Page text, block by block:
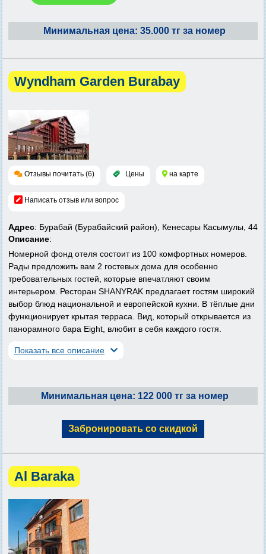
Минимальная цена: 35.000 тг за номер
Wyndham Garden Burabay
Отзывы почитать (6) Цены на карте
Написать отзыв или вопрос
Адрес: Бурабай (Бурабайский район), Кенесары Касымулы, 44
Описание:
Номерной фонд отеля состоит из 100 комфортных номеров.
Рады предложить вам 2 гостевых дома для особенно
требовательных гостей, которые впечатляют своим
интерьером. Ресторан SHANYRAK предлагает гостям широкий
выбор блюд национальной и европейской кухни. В тёплые дни
функционирует крытая терраса. Вид, который открывается из
панорамного бара Eight, влюбит в себя каждого гостя.
Показать все описание
Минимальная цена: 122 000 тг за номер
Забронировать со скидкой
Al Baraka